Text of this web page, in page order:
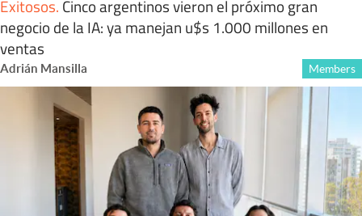
Exitosos. Cinco argentinos vieron el próximo gran
negocio de la IA: ya manejan u$s 1.000 millones en
ventas
Adrián Mansilla Members